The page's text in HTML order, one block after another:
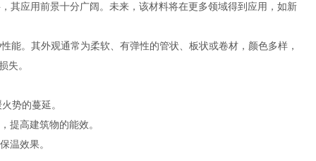
其应用前景十分广阔。未来，该材料将在更多领域得到应用，如新
能。其外观通常为柔软、有弹性的管状、板状或卷材，颜色多样，
失。
势的蔓延。
提高建筑物的能效。
温效果。